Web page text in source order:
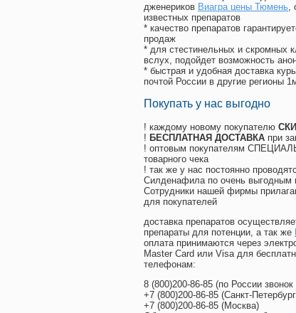
дженериков Виагра цены Тюмень,
известных препаратов
* качество препаратов
продаж
* для стестинельных и скромных
вслух, подойдет возможность
* быстрая и удобная доставка
почтой России в другие регионы
Покупать у нас выгодно
! каждому новому покупателю
! БЕСПЛАТНАЯ ДОСТАВКА при
! оптовым покупателям
товарного чека
! так же у нас постоянно
Силденафила по очень выгодным
Cотрудники нашей фирмы
для покупателей
доставка препаратов
препараты для потенции, а так же
оплата принимаются через
Master Card или Visa для
телефонам:
8 (800)200-86-85 (по России
+7 (800)200-86-85 (Санкт-
+7 (800)200-86-85 (Москва)